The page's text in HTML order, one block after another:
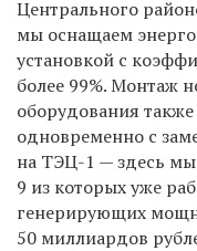
Центрального
мы оснащаем
установкой с
более 99%. Монтаж
оборудования
одновременно с
на ТЭЦ-1 — здесь мы
9 из которых уже
генерирующих
50 миллиардов